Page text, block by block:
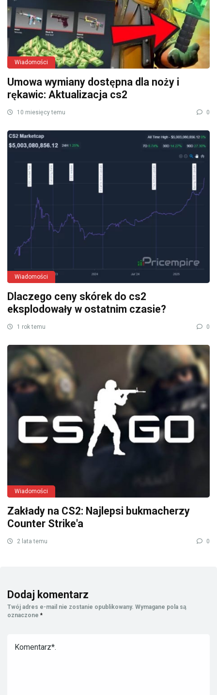
Wiadomości
Umowa wymiany dostępna dla noży i
rękawic: Aktualizacja cs2
10 miesięcy temu 0
Wiadomości
Dlaczego ceny skórek do cs2
eksplodowały w ostatnim czasie?
1 rok temu 0
Wiadomości
Zakłady na CS2: Najlepsi bukmacherzy
Counter Strike'a
2 lata temu 0
Dodaj komentarz
Twój adres e-mail nie zostanie opublikowany. Wymagane pola są
oznaczone *